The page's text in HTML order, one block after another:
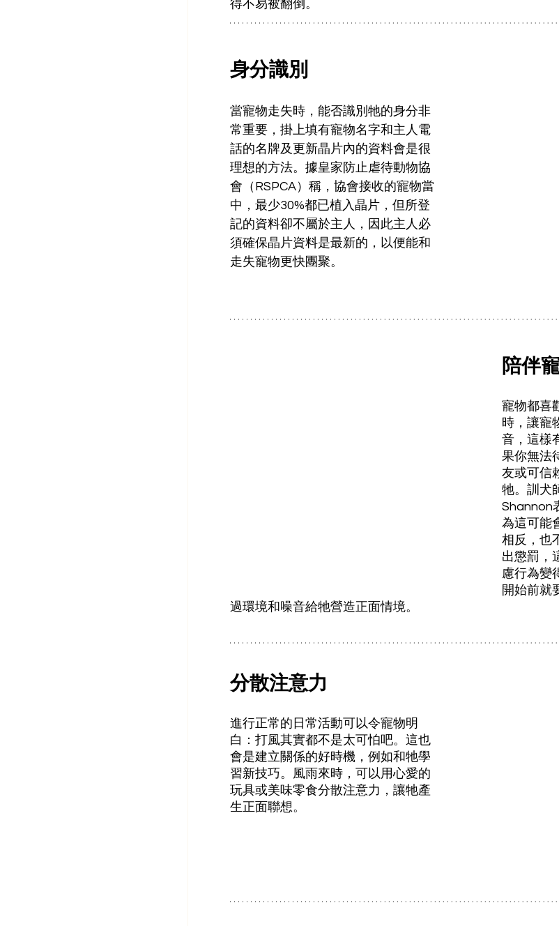
得不易被翻倒。
身分識別
當寵物走失時，能否識別牠的身分非
常重要，掛上填有寵物名字和主人電
話的名牌及更新晶片內的資料會是很
理想的方法。據皇家防止虐待動物協
會（RSPCA）稱，協會接收的寵物當
中，最少30%都已植入晶片，但所登
記的資料卻不屬於主人，因此主人必
須確保晶片資料是最新的，以便能和
走失寵物更快團聚。
陪伴
寵物都喜
時，讓寵
音，這樣
果你無法
友或可信
牠。訓犬
Shannon
為這可能
相反，也
出懲罰，
慮行為變
開始前就
過環境和噪音給牠營造正面情境。
分散注意力
進行正常的日常活動可以令寵物明
白：打風其實都不是太可怕吧。這也
會是建立關係的好時機，例如和牠學
習新技巧。風雨來時，可以用心愛的
玩具或美味零食分散注意力，讓牠產
生正面聯想。